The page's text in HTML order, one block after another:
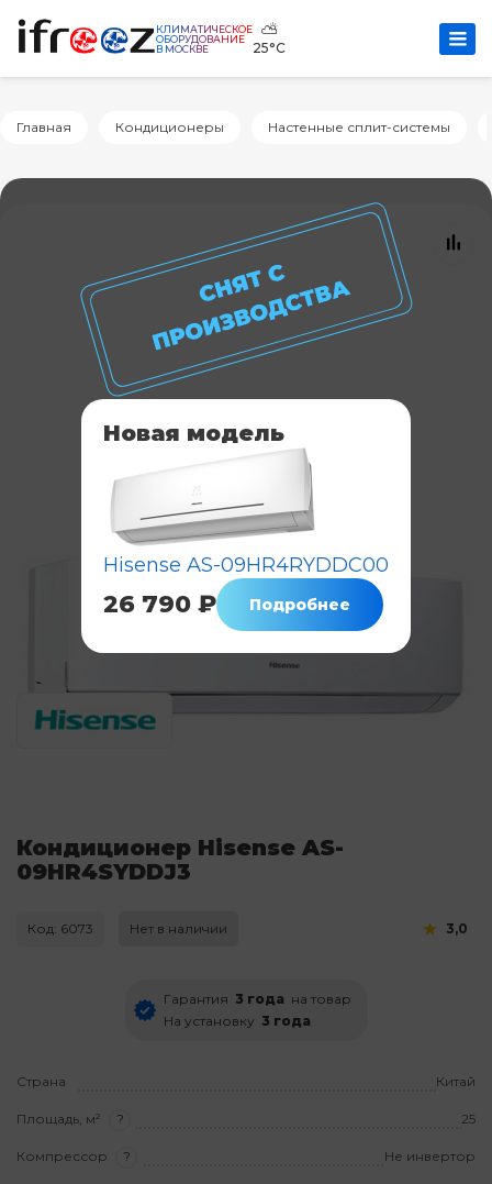
КЛИМАТИЧЕСКОЕ
ОБОРУДОВАНИЕ
В МОСКВЕ
⛅
25°C
Главная Кондиционеры Настенные сплит-системы
Кондиционер Hisense AS-
09HR4SYDDJ3
Код: 6073 Нет в наличии 3,0
Гарантия 3 года на товар
На установку 3 года
Страна Китай
Площадь, м² ? 25
Компрессор ? Не инвертор
Новая модель
Hisense AS-09HR4RYDDC00
26 790 ₽ Подробнее